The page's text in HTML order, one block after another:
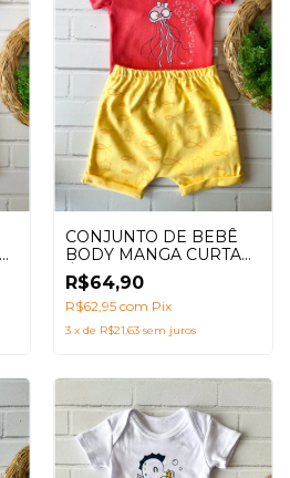
CONJUNTO DE BEBÊ
BODY MANGA CURTA
ÁGUA VIVA MENINA
SALMÃO
R$64,90
R$62,95 com Pix
3 x de R$21,63 sem juros